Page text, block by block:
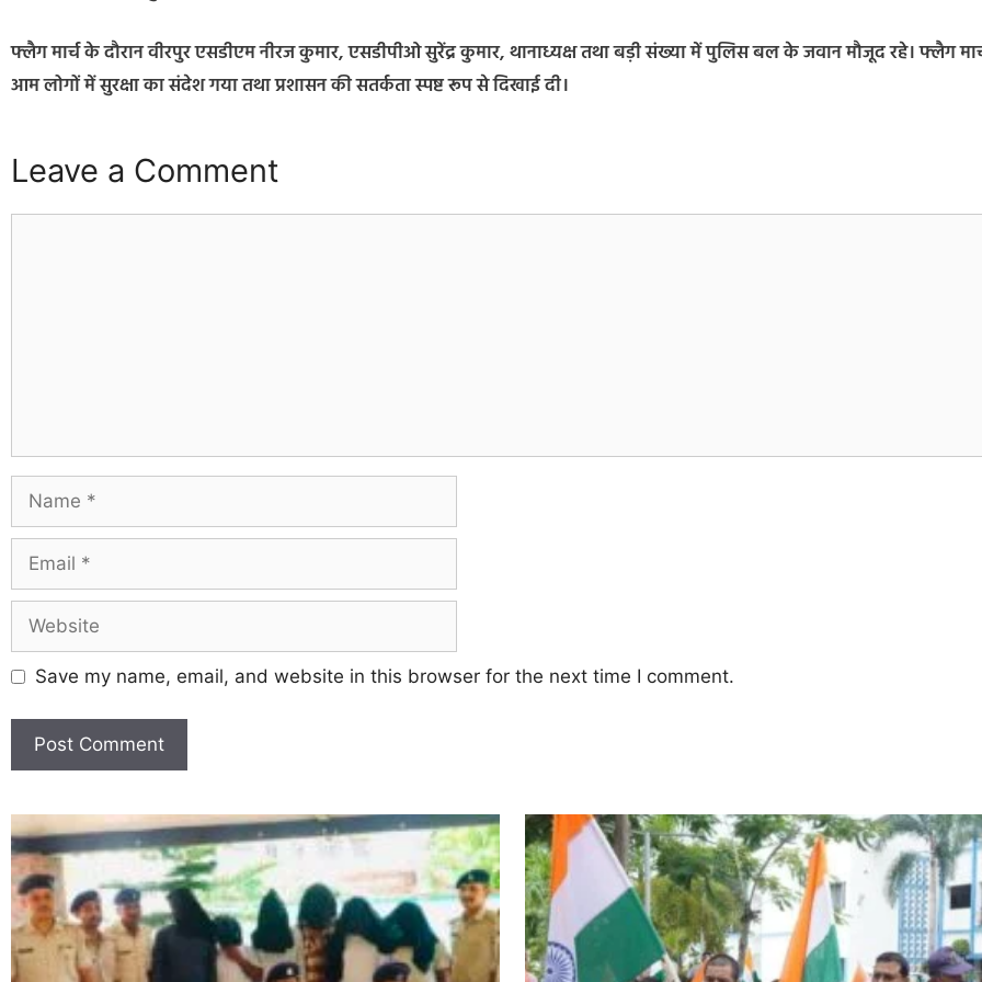
फ्लैग मार्च के दौरान वीरपुर एसडीएम नीरज कुमार, एसडीपीओ सुरेंद्र कुमार, थानाध्यक्ष तथा बड़ी संख्या में पुलिस बल के जवान मौजूद रहे। फ्लैग
आम लोगों में सुरक्षा का संदेश गया तथा प्रशासन की सतर्कता स्पष्ट रूप से दिखाई दी।
Leave a Comment
Save my name, email, and website in this browser for the next time I comment.